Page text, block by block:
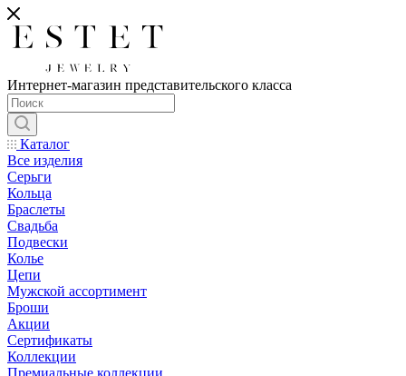
Интернет-магазин представительского класса
Каталог
Все изделия
Серьги
Кольца
Браслеты
Свадьба
Подвески
Колье
Цепи
Мужской ассортимент
Броши
Акции
Сертификаты
Коллекции
Премиальные коллекции